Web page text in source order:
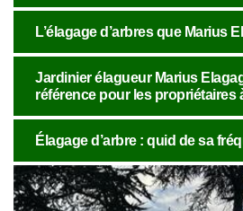
L’élagage d’arbres que Marius
Jardinier élagueur Marius
référence pour les propriétaires
Élagage d’arbre : quid de sa